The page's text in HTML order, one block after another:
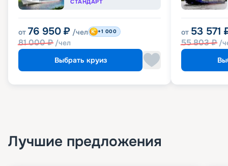
СТАНДАРТ
от 76 950 ₽ /чел
81 000₽ /чел
+1 000
Выбрать круиз
от 53 571
55 803₽ /
Лучшие предложения